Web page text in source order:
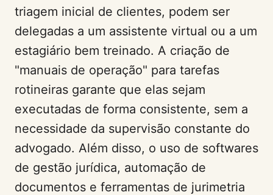
triagem inicial de clientes, podem ser
delegadas a um assistente virtual ou a um
estagiário bem treinado. A criação de
"manuais de operação" para tarefas
rotineiras garante que elas sejam
executadas de forma consistente, sem a
necessidade da supervisão constante do
advogado. Além disso, o uso de softwares
de gestão jurídica, automação de
documentos e ferramentas de jurimetria